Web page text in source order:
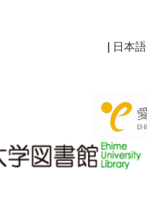
| 日本語